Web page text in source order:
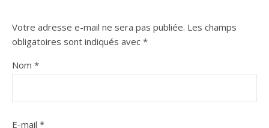
Votre adresse e-mail ne sera pas publiée. Les champs
obligatoires sont indiqués avec *
Nom *
E-mail *